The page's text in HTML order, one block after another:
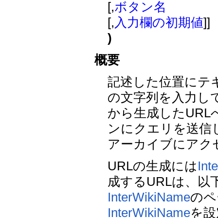
[,ボタン名
[, 入力欄の初期値]]
)
概要
記述した位置にテ
の文字列を入力し
から生成したURL
ンにクエリを送信
アーカイブにアク
URLの生成には
成するURLは、以
InterWikiNameの
InterWikiNameを